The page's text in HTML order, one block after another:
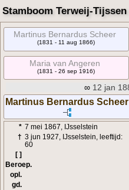
Stamboom Terweij-Tijssen
Martinus Bernardus Scheer
(1831 - 11 aug 1866)
Maria van Angeren
(1831 - 26 sep 1916)
∞ 12 jan
Martinus Bernardus Scheer
* 7 mei 1867, IJsselstein
† 3 jun 1927, IJsselstein, leeftijd:
60
[ ]
Beroep.
opl.
gd.